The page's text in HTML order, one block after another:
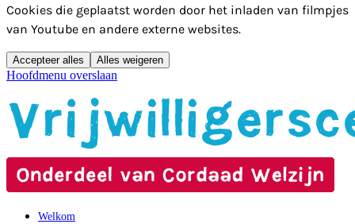
Cookies die geplaatst worden door het inladen van filmpjes
van Youtube en andere externe websites.
Accepteer alles Alles weigeren
Hoofdmenu overslaan
Welkom